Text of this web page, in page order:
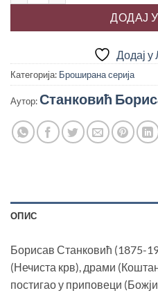
ДОДАЈ
Додај
Категорија: Броширана серија
Аутор:Станковић
ОПИС
Борисав Станковић (1875-
(Нечиста крв), драми
постигао у приповеци